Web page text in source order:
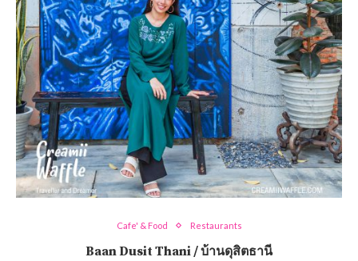
Cafe' & Food Restaurants
Baan Dusit Thani / บ้านดุสิตธานี